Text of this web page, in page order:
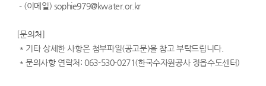
- (이메일) sophie979@kwater.or.kr
[문의처]
* 기타 상세한 사항은 첨부파일(공고문)을 참고 부탁드립니다.
* 문의사항 연락처: 063-530-0271(한국수자원공사 정읍수도센터)